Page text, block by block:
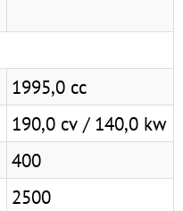
1995,0 cc
190,0 cv / 140,0 kw
400
2500